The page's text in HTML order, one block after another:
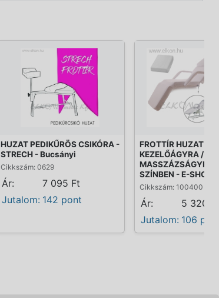
HUZAT PEDIKŰRÖS CSIKÓRA -
STRECH - Bucsányi
Cikkszám: 0629
Ár:
7 095 Ft
Jutalom: 142 pont
FROTTÍR HUZAT
KEZELŐÁGYRA /
MASSZÁZSÁGYRA
SZÍNBEN - E-SHOP
Cikkszám: 100400
Ár:
5 320 Ft
Jutalom: 106